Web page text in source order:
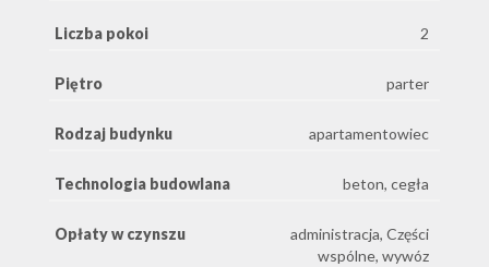
Liczba pokoi 2
Piętro parter
Rodzaj budynku apartamentowiec
Technologia budowlana beton, cegła
Opłaty w czynszu
administracja, Części
wspólne, wywóz